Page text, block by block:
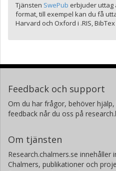
Tjänsten SwePub erbjuder uttag
format, till exempel kan du få
Harvard och Oxford i .RIS,
Feedback och support
Om du har frågor, behöver
feedback når du oss på
Om tjänsten
Research.chalmers.se
Chalmers, publikationer och